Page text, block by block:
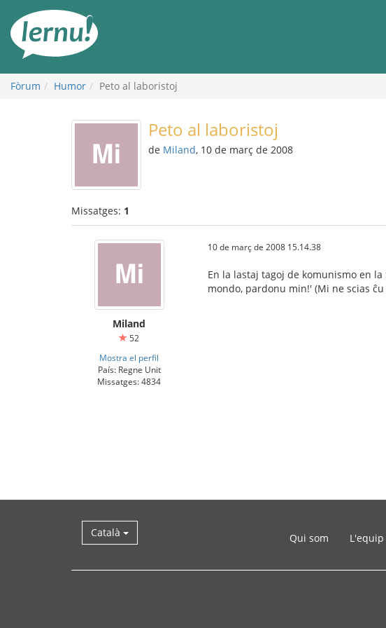
contingut
Fòrum Humor Peto al laboristoj
Peto al laboristoj
de Miland, 10 de març de 2008
Missatges: 1
Miland
52
Mostra el perfil
País: Regne Unit
Missatges: 4834
10 de març de 2008 15.14.38
En la lastaj tagoj de komunismo en
mondo, pardonu min!' (Mi ne scias
Català Qui som L'equip